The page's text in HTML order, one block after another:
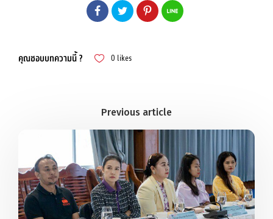
คุณชอบบทความนี้ ? 0 likes